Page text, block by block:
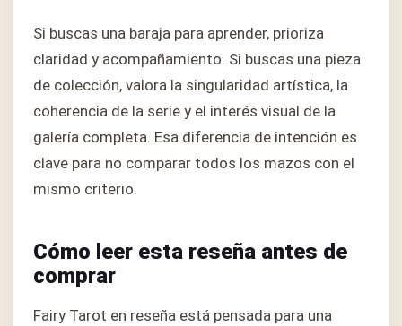
Si buscas una baraja para aprender, prioriza
claridad y acompañamiento. Si buscas una pieza
de colección, valora la singularidad artística, la
coherencia de la serie y el interés visual de la
galería completa. Esa diferencia de intención es
clave para no comparar todos los mazos con el
mismo criterio.
Cómo leer esta reseña antes de
comprar
Fairy Tarot en reseña está pensada para una